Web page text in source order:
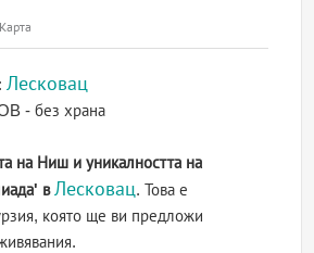
Карта
Лесковац
- без храна
на Ниш и уникалността на
вЛесковац. Това е
която ще ви предложи